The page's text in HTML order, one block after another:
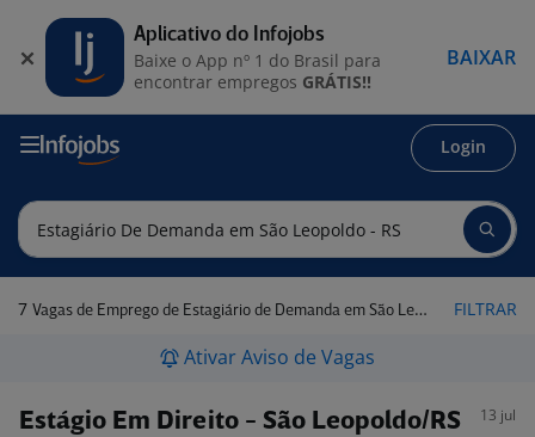
Login
7 Vagas de Emprego de Estagiário de Demanda em São Leopoldo - RS FILTRAR
Ativar Aviso de Vagas
Estágio Em Direito - São Leopoldo/RS 13 jul
Aplicativo do Infojobs
Baixe o App nº 1 do Brasil para
encontrar empregos GRÁTIS!!
BAIXAR